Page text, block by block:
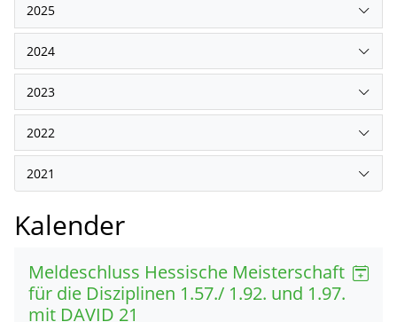
2025
2024
2023
2022
2021
Kalender
Meldeschluss Hessische Meisterschaft
für die Disziplinen 1.57./ 1.92. und 1.97.
mit DAVID 21